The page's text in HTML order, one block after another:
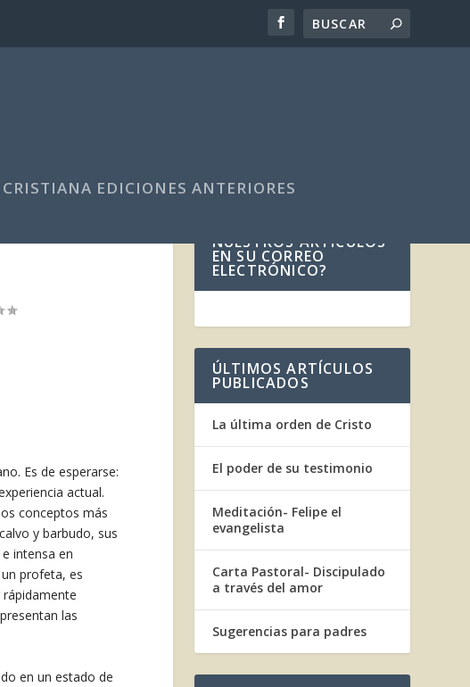
EDICIONES ANTERIORES
Es de esperarse:
actual.
conceptos más
y barbudo, sus
intensa en
profeta, es
las
en un estado de
NUESTROS ARTÍCULOS
EN SU CORREO
ELECTRÓNICO?
ÚLTIMOS ARTÍCULOS
PUBLICADOS
La última orden de Cristo
El poder de su testimonio
Meditación- Felipe el
evangelista
Carta Pastoral- Discipulado
a través del amor
Sugerencias para padres